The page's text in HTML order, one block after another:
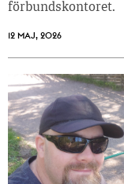
förbundskontoret.
12 MAJ, 2026